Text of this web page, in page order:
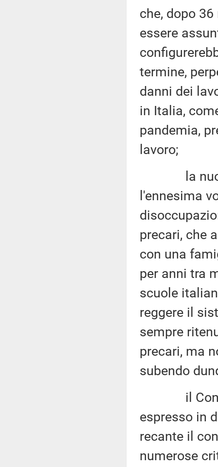
che, dopo
essere
termine,
danni dei
in Italia,
pandemia,
lavoro;
la nuova
l'ennesima
precari, che
con una
per anni tra
scuole
reggere il
sempre
precari, ma
subendo
il
espresso in
recante il
numerose